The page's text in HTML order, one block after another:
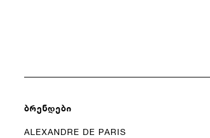
Ბრენდები
ALEXANDRE DE PARIS